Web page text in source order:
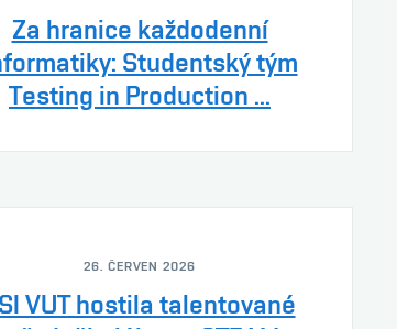
Za hranice každodenní
Studentský tým
Testing in Production ...
26. ČERVEN 2026
VUT hostila talentované